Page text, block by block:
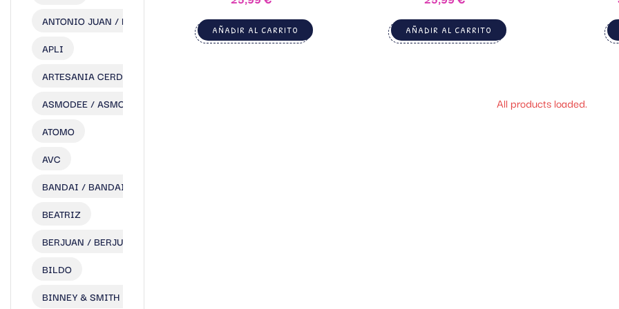
ANTONIO JUAN / MUÑECAS ANTONIO JUAN S.L.
APLI
ARTESANIA CERDA
ASMODEE / ASMODEE EDITIONS IB ERICA SLU
ATOMO
AVC
BANDAI / BANDAI ESPAÑA S.A.
BEATRIZ
BERJUAN / BERJUAN S.L.
BILDO
BINNEY & SMITH LTD.
AÑADIR AL CARRITO AÑADIR AL CARRITO
All products loaded.